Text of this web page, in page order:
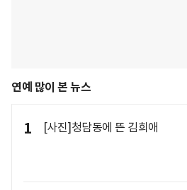
연예 많이 본 뉴스
1 [사진]청담동에 뜬 김희애